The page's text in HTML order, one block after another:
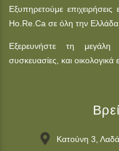
Εξυπηρετούμε
Ho.Re.Ca σε όλη την Ελλάδα.
Εξερευνήστε τη
συσκευασίες, και οικολογικά
Κατούνη 3,